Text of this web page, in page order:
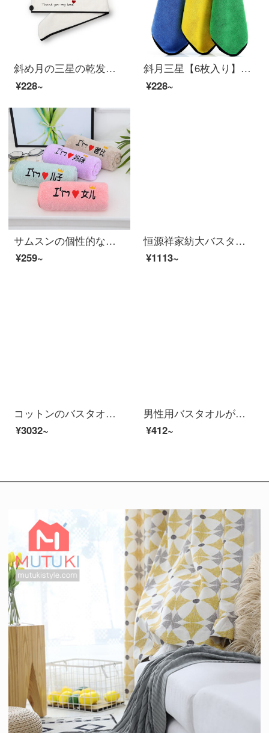
斜め月の三星の乾发の帽子の女性の珊瑚の绒繍の字の乾发のタオルは柔軟に髪の毛を拭きます。
¥228~
斜月三星【6枚入り】多機能洗車タオル磨き手ぬぐい布厚くて吸水できない【3枚入り】サンゴ拭きタオル
¥228~
サムスンの個性的なサンゴの刺繍の字のタオルは家庭で注文して親子の顔を洗ってタオルの柔軟な吸水のお父さんを比べて+マミ+息子+娘の35*75 cm
¥259~
恒源祥家紡大バスタオル新疆純綿男女通用成人家庭用タオルネット紅吸水速乾毛悦詩バスタオル-米白
¥1113~
コットンのバスタオル純綿のバスタオルに厚いお風呂タオルの全綿バスタオルが柔らかでふわふわしています。
¥3032~
男性用バスタオルが超大型家庭用カップルは、タオルを綿の吸水速乾タオルより広くし、薄い灰色180*95 cm【英語の刺繍/強い吸水/タオル付き】
¥412~